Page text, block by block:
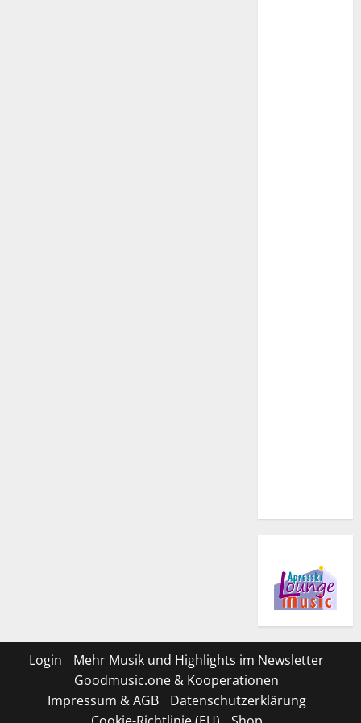
Login
Mehr Musik und Highlights im Newsletter
Goodmusic.one & Kooperationen
Impressum & AGB
Datenschutzerklärung